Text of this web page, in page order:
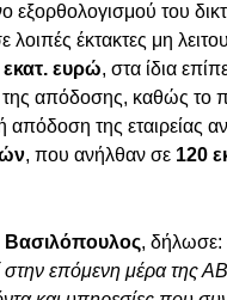
εξορθολογισμού του
έκτακτες μη
εκατ. ευρώ, στα ίδια
απόδοσης, καθώς το
της εταιρείας
, που ανήλθαν σε 120
Βασιλόπουλος, δήλωσε:
στην επόμενη μέρα της